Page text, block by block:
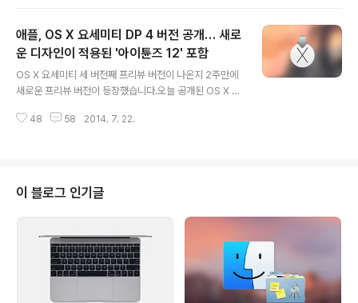
버전 및 그 이후에 나온 버전을 요구하며, 용량은 4.3MB
입니다. 업데이트는 맥 앱스토어를 통해 진행할 수 있으며,
애플 고객지원 페이지에서도 수동으로 업데이트를 설치할
수 있는 패키지 파일을 배포하고 있습니다. 참조 • Apple
애플, 2013 및 2014 맥북에어 시..
애플, OS X 요세미티 DP 4 버전 공개… 새로
운 디자인이 적용된 '아이튠즈 12' 포함
OS X 요세미티 세 버전째 프리뷰 버전이 나온지 2주만에
새로운 프리뷰 버전이 등장했습니다.오늘 공개된 OS X 요
않지만, OS X 요세미티풍으로 새로 디자인된 아이튠즈 12
가 나오면서 시스템 복구 영역에 대한 업데이트도 동시에
이뤄집니다. 따라서 기존에 나왔던 '클린 설치' 디스크를 만
드는 방법도 이번에 다시 검토할 필요가 있어 보입니다. 그
밖에 자세한 변경 사항은 아래 요약했으니 참고하시기 바
랍니다. 기존에 프리뷰 버전을 사용하고 있던 분은 여느 때
와 마찬가지로 맥 앱스토어..
48 58 2014. 7. 22.
이 블로그 인기글